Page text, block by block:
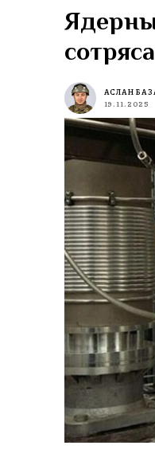
АСЛАН
19.11.2025